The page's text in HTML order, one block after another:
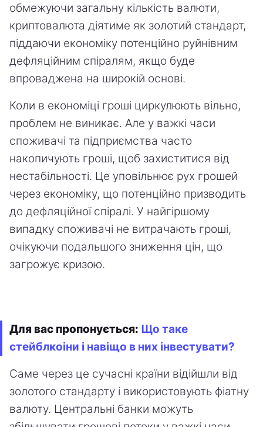
обмежуючи загальну кількість валюти,
криптовалюта діятиме як золотий стандарт,
піддаючи економіку потенційно руйнівним
дефляційним спіралям, якщо буде
впроваджена на широкій основі.
Коли в економіці гроші циркулюють вільно,
проблем не виникає. Але у важкі часи
споживачі та підприємства часто
накопичують гроші, щоб захиститися від
нестабільності. Це уповільнює рух грошей
через економіку, що потенційно призводить
до дефляційної спіралі. У найгіршому
випадку споживачі не витрачають гроші,
очікуючи подальшого зниження цін, що
загрожує кризою.
Для вас пропонується: Що таке
стейблкоіни і навіщо в них інвестувати?
Саме через це сучасні країни відійшли від
золотого стандарту і використовують фіатну
валюту. Центральні банки можуть